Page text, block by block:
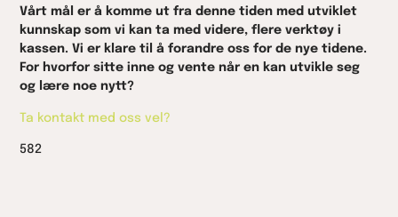
Vårt mål er å komme ut fra denne tiden med utviklet
kunnskap som vi kan ta med videre, flere verktøy i
kassen. Vi er klare til å forandre oss for de nye tidene.
For hvorfor sitte inne og vente når en kan utvikle seg
og lære noe nytt?
Ta kontakt med oss vel?
582